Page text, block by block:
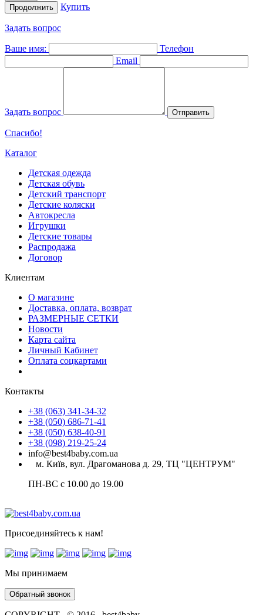
Продолжить
Купить
Задать вопрос
Ваше имя:
Телефон
Email
Задать вопрос Отправить
Спасибо!
Каталог
Детская одежда
Детская обувь
Детский транспорт
Детские коляски
Автокресла
Игрушки
Детские товары
Распродажа
Договор
Клиентам
О магазине
Доставка, оплата, возврат
РАЗМЕРНЫЕ СЕТКИ
Новости
Карта сайта
Личный Кабинет
Оплата соцкартами
Контакты
+38 (063) 341-34-32
+38 (050) 686-71-41
+38 (050) 638-40-91
+38 (098) 219-25-24
info@best4baby.com.ua
м. Київ, вул. Драгоманова д. 29, ТЦ "ЦЕНТРУМ"
ПН-ВС с 10.00 до 19.00
Присоединяйтесь к нам!
Мы принимаем
Обратный звонок